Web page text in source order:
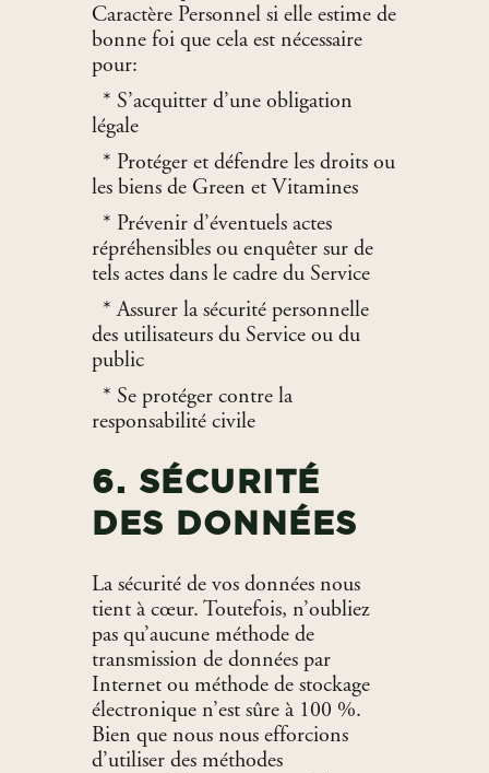
Caractère Personnel si elle estime de
bonne foi que cela est nécessaire
pour:
* S’acquitter d’une obligation
légale
* Protéger et défendre les droits ou
les biens de Green et Vitamines
* Prévenir d’éventuels actes
répréhensibles ou enquêter sur de
tels actes dans le cadre du Service
* Assurer la sécurité personnelle
des utilisateurs du Service ou du
public
* Se protéger contre la
responsabilité civile
6. SÉCURITÉ
DES DONNÉES
La sécurité de vos données nous
tient à cœur. Toutefois, n’oubliez
pas qu’aucune méthode de
transmission de données par
Internet ou méthode de stockage
électronique n’est sûre à 100 %.
Bien que nous nous efforcions
d’utiliser des méthodes